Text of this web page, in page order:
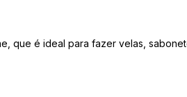
que é ideal para fazer velas,